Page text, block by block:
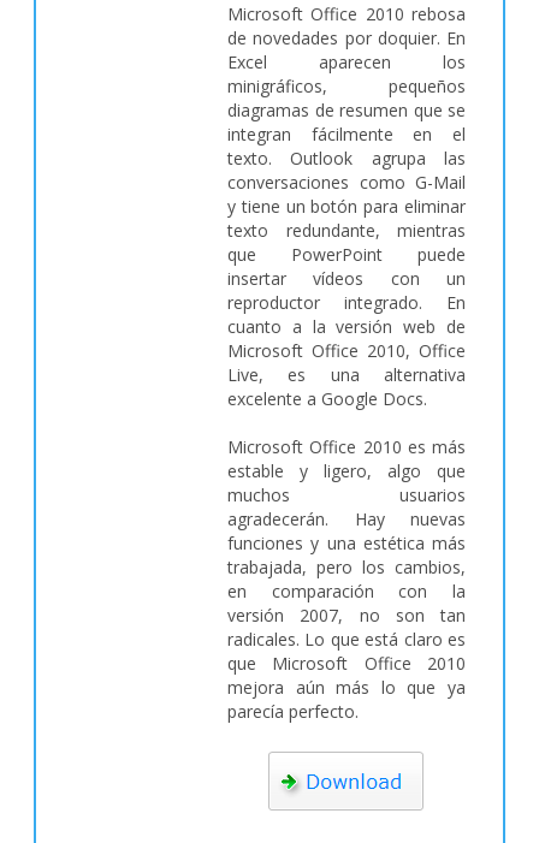
Microsoft Office 2010 rebosa
de novedades por doquier. En
Excel aparecen los
minigráficos, pequeños
diagramas de resumen que se
integran fácilmente en el
texto. Outlook agrupa las
conversaciones como G-Mail
y tiene un botón para eliminar
texto redundante, mientras
que PowerPoint puede
insertar vídeos con un
reproductor integrado. En
cuanto a la versión web de
Microsoft Office 2010, Office
Live, es una alternativa
excelente a Google Docs.
Microsoft Office 2010 es más
estable y ligero, algo que
muchos usuarios
agradecerán. Hay nuevas
funciones y una estética más
trabajada, pero los cambios,
en comparación con la
versión 2007, no son tan
radicales. Lo que está claro es
que Microsoft Office 2010
mejora aún más lo que ya
parecía perfecto.